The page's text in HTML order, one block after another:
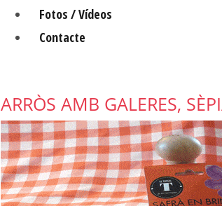
Fotos / Vídeos
Contacte
ARRÒS AMB GALERES,